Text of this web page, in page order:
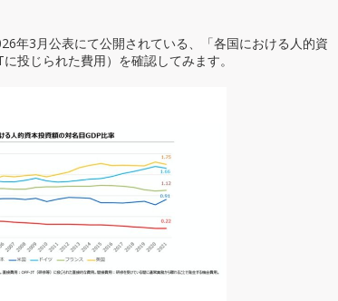
年3月公表にて公開されている、「各国における人的資
投じられた費用）を確認してみます。